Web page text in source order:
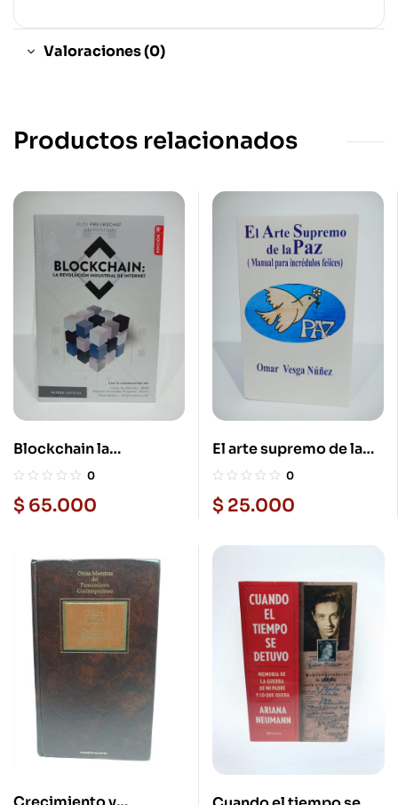
Valoraciones (0)
Productos relacionados
Blockchain la
revolución industrial de
0
$ 65.000
El arte supremo de la
paz
0
$ 25.000